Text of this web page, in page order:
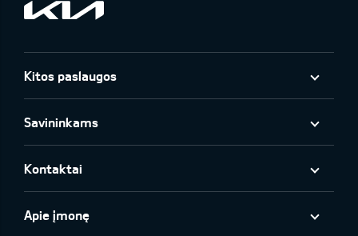
Kitos paslaugos
Savininkams
Kontaktai
Apie įmonę